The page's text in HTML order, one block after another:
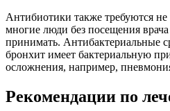
Антибиотики также требуются не
многие люди без посещения
принимать. Антибактериальные
бронхит имеет бактериальную
осложнения, например,
Рекомендации по